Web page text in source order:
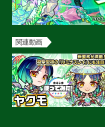
関連動画